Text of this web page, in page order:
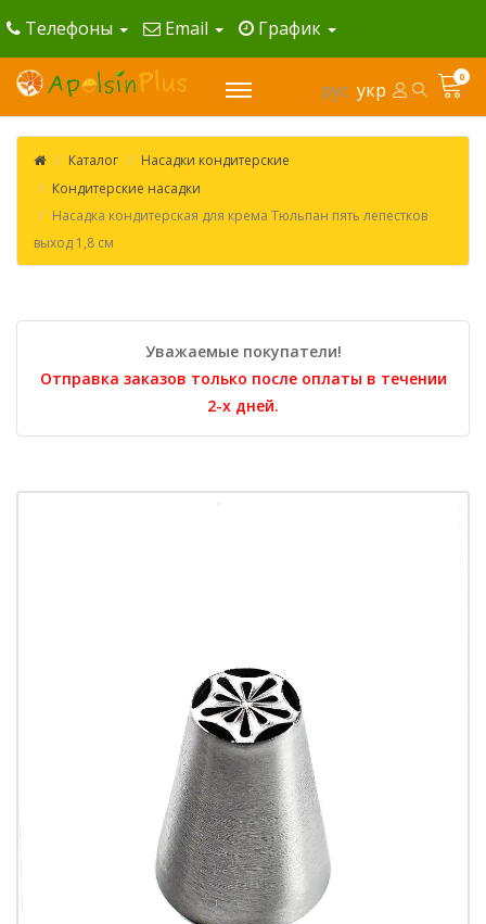
Телефоны Email График
рус укр
0
Каталог
Насадки кондитерские
Кондитерские насадки
Насадка кондитерская для крема Тюльпан пять лепестков
выход 1,8 см
Уважаемые покупатели!
Отправка заказов только после оплаты в течении
2-х дней.